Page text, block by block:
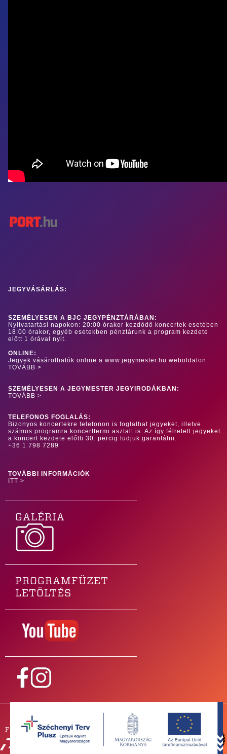
JEGYVÁSÁRLÁS:
SZEMÉLYESEN A BJC JEGYPÉNZTÁRÁBAN:
Nyitvatartási napokon: 20:00 órakor kezdődő koncertek esetében
18:00 órakor, egyéb esetekben pénztárunk a program kezdete
előtt 1 órával nyit.
ONLINE:
Jegyek vásárolhatók online a www.jegymester.hu weboldalon.
TOVÁBB >
SZEMÉLYESEN A JEGYMESTER JEGYIRODÁKBAN:
TOVÁBB >
TELEFONOS FOGLALÁS:
Bizonyos koncertekre telefonon is foglalhat jegyeket, illetve
számos programra koncerttermi asztalt is. Az így félretett jegyeket
a koncert kezdete előtti 30. percig tudjuk garantálni.
+36 1 798 7289
TOVÁBBI INFORMÁCIÓK
ITT >
GALÉRIA
PROGRAMFÜZET
LETÖLTÉS
Főtámogatónk
PARTNEREINK
SAJTÓSZOBA